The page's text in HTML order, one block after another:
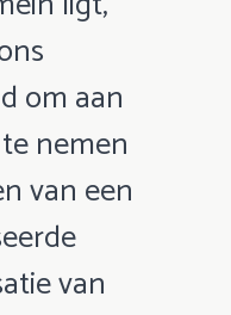
om aan
nemen
van een
van